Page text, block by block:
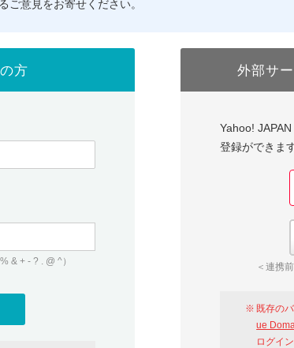
ご意見をお寄せください。
方
& + - ? . @ ^）
外部サ
Yahoo!
登録ができます
＜連携
既存の
ue
ログイ